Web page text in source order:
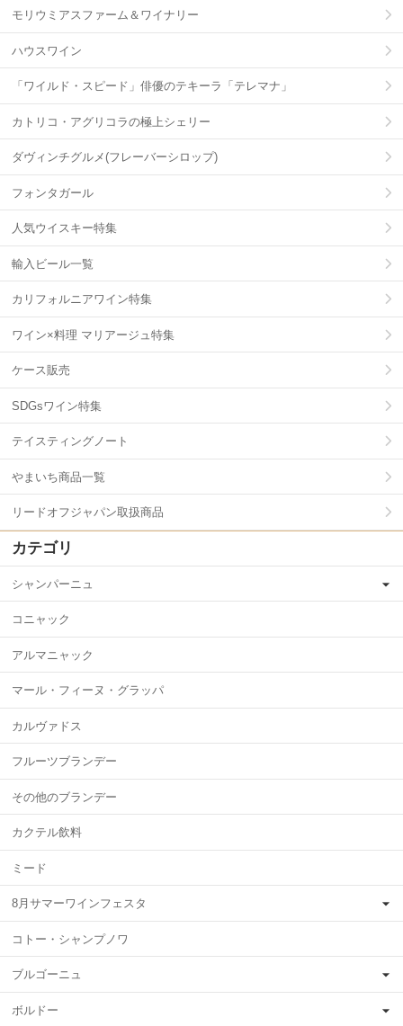
モリウミアスファーム＆ワイナリー
ハウスワイン
「ワイルド・スピード」俳優のテキーラ「テレマナ」
カトリコ・アグリコラの極上シェリー
ダヴィンチグルメ(フレーバーシロップ)
フォンタガール
人気ウイスキー特集
輸入ビール一覧
カリフォルニアワイン特集
ワイン×料理 マリアージュ特集
ケース販売
SDGsワイン特集
テイスティングノート
やまいち商品一覧
リードオフジャパン取扱商品
カテゴリ
シャンパーニュ
コニャック
アルマニャック
マール・フィーヌ・グラッパ
カルヴァドス
フルーツブランデー
その他のブランデー
カクテル飲料
ミード
8月サマーワインフェスタ
コトー・シャンプノワ
ブルゴーニュ
ボルドー